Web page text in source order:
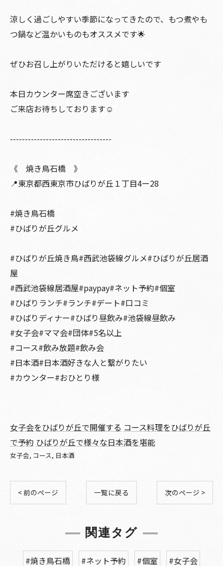
涼しく過ごしやすい季節になってきたので、もつ煮やも
つ鍋など温かいものもオススメです🌟
ぜひお召し上がりいただけると嬉しいです
本日カウンター席空きございます
ご来店お待ちしております☺️
----------------------------------
《 焼き鳥石橋 》
📍東京都西東京市ひばりが丘１丁目4ー28
#焼き鳥石橋
#ひばりが丘グルメ
#ひばりが丘焼き鳥#西武池袋線グルメ#ひばりが丘居酒
屋
#西武池袋線居酒屋#paypay#ネット予約#個室
#ひばりランチ#ランチ#デート#口コミ
#ひばりディナー#ひばり昼飲み#池袋線昼飲み
#女子会#ママ会#団体#5名以上
#コース#飲み放題#飲み会
#日本酒#日本酒好きな人と繋がりたい
#カウンター#おひとり様
女子会をひばりが丘で開催する コース料理をひばりが丘
で予約 ひばりが丘で様々な日本酒を堪能
女子会 コース 日本酒
< 前のページ 一覧に戻る 次のページ >
関連タグ
#焼き鳥石橋 #ネット予約 #個室 #女子会